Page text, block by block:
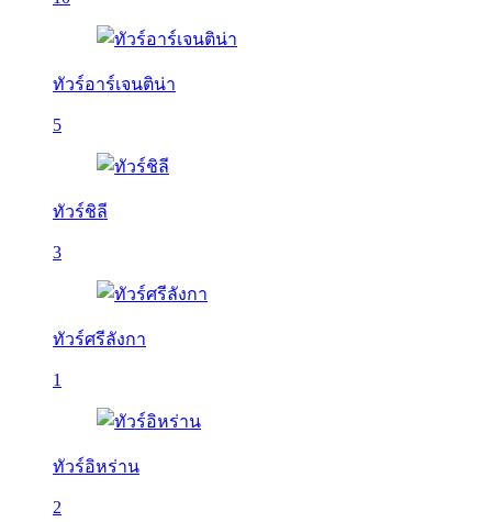
ทัวร์อาร์เจนติน่า
5
ทัวร์ชิลี
3
ทัวร์ศรีลังกา
1
ทัวร์อิหร่าน
2